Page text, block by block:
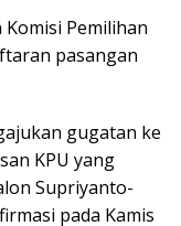
Pemilihan
pasangan
gugatan ke
KPU yang
Supriyanto-
pada Kamis